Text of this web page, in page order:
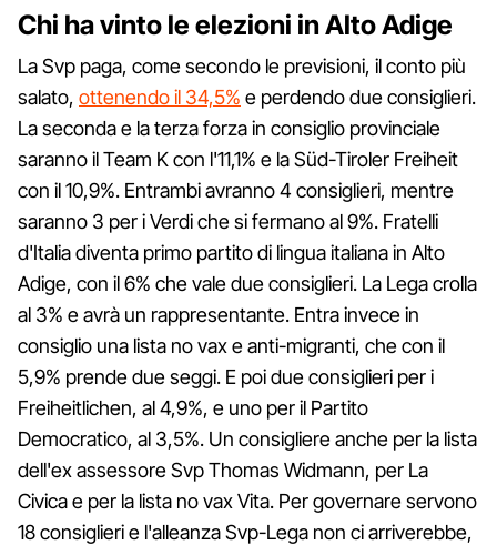
Chi ha vinto le elezioni in Alto Adige
La Svp paga, come secondo le previsioni, il conto più
salato, ottenendo il 34,5% e perdendo due consiglieri.
La seconda e la terza forza in consiglio provinciale
saranno il Team K con l'11,1% e la Süd-Tiroler Freiheit
con il 10,9%. Entrambi avranno 4 consiglieri, mentre
saranno 3 per i Verdi che si fermano al 9%. Fratelli
d'Italia diventa primo partito di lingua italiana in Alto
Adige, con il 6% che vale due consiglieri. La Lega crolla
al 3% e avrà un rappresentante. Entra invece in
consiglio una lista no vax e anti-migranti, che con il
5,9% prende due seggi. E poi due consiglieri per i
Freiheitlichen, al 4,9%, e uno per il Partito
Democratico, al 3,5%. Un consigliere anche per la lista
dell'ex assessore Svp Thomas Widmann, per La
Civica e per la lista no vax Vita. Per governare servono
18 consiglieri e l'alleanza Svp-Lega non ci arriverebbe,